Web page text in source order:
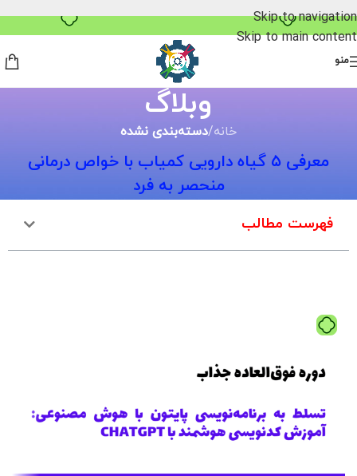
خرید قسطی با ترب‌پی
Skip to navigation
Skip to main content
منو
وبلاگ
خانه/دسته‌بندی نشده
معرفی ۵ گیاه دارویی کمیاب با خواص درمانی
منحصر به فرد
فهرست مطالب